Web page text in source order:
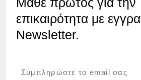
επικαιρότητα με
Newsletter.